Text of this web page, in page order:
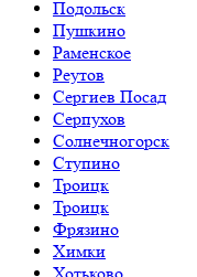
Подольск
Пушкино
Раменское
Реутов
Сергиев Посад
Серпухов
Солнечногорск
Ступино
Троицк
Троицк
Фрязино
Химки
Хотьково